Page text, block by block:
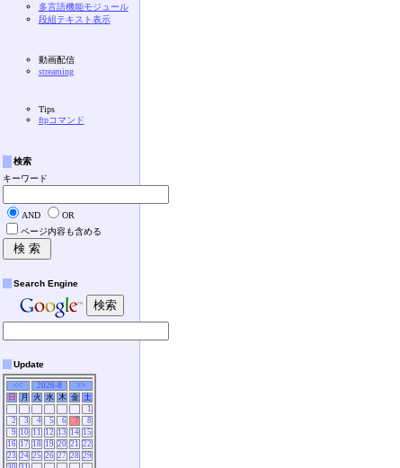
多言語機能モジュール
段組テキスト表示
動画配信
streaming
Tips
ftpコマンド
検索
キーワード
AND
OR
ページ内容も含める
Search Engine
Update
<< 2026-8
>>
日
月 火 水 木 金
土
1
2
3 4 5 6 7
8
9 10 11 12 13 14 15
16 17 18 19 20 21
22
23 24 25 26 27 28 29